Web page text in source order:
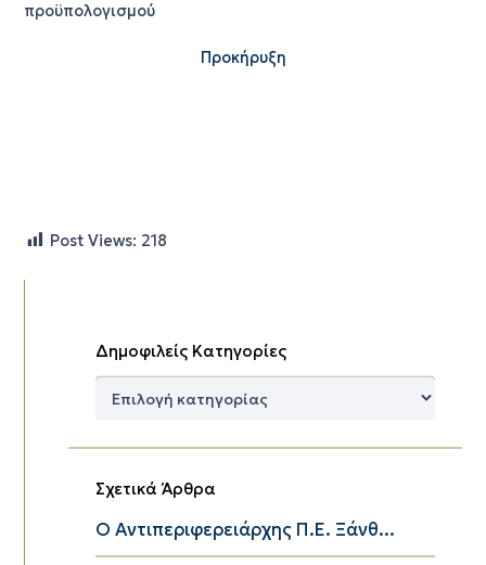
προϋπολογισμού
Προκήρυξη
Post Views: 218
Δημοφιλείς Κατηγορίες
Δημοφιλείς
Σχετικά Άρθρα
Ο Αντιπεριφερειάρχης Π.Ε. Ξάνθ...